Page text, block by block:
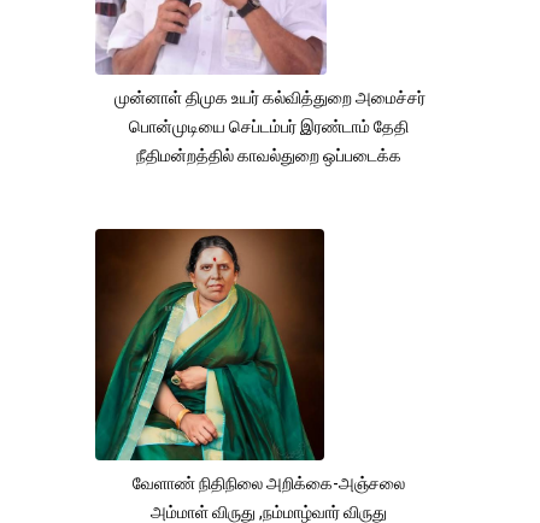
முன்னாள் திமுக உயர் கல்வித்துறை அமைச்சர்
பொன்முடியை செப்டம்பர் இரண்டாம் தேதி
நீதிமன்றத்தில் காவல்துறை ஒப்படைக்க
வேளாண் நிதிநிலை அறிக்கை-அஞ்சலை
அம்மாள் விருது ,நம்மாழ்வார் விருது